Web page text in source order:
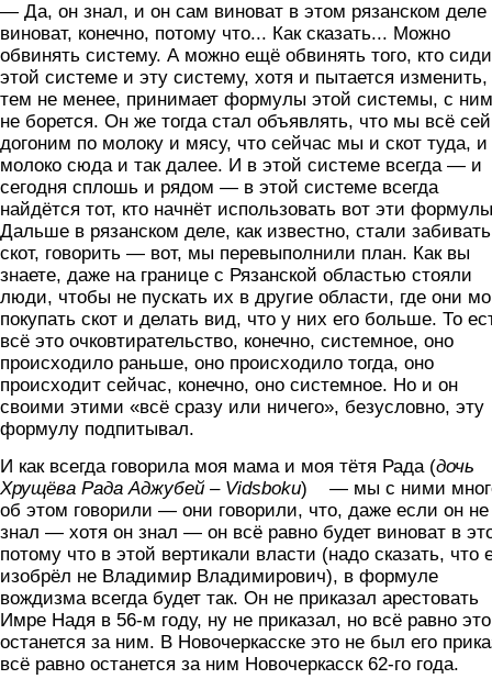
— Да, он знал, и он сам виноват в этом рязанском деле
виноват, конечно, потому что... Как сказать... Можно
обвинять систему. А можно ещё обвинять того, кто
этой системе и эту систему, хотя и пытается изменить,
тем не менее, принимает формулы этой системы, с
не борется. Он же тогда стал объявлять, что мы всё
догоним по молоку и мясу, что сейчас мы и скот туда, и
молоко сюда и так далее. И в этой системе всегда — и
сегодня сплошь и рядом — в этой системе всегда
найдётся тот, кто начнёт использовать вот эти
Дальше в рязанском деле, как известно, стали забивать
скот, говорить — вот, мы перевыполнили план. Как вы
знаете, даже на границе с Рязанской областью стояли
люди, чтобы не пускать их в другие области, где они
покупать скот и делать вид, что у них его больше. То
всё это очковтирательство, конечно, системное, оно
происходило раньше, оно происходило тогда, оно
происходит сейчас, конечно, оно системное. Но и он
своими этими «всё сразу или ничего», безусловно, эту
формулу подпитывал.
И как всегда говорила моя мама и моя тётя Рада (дочь
Хрущёва Рада Аджубей – Vidsboku) — мы с ними
об этом говорили — они говорили, что, даже если он не
знал — хотя он знал — он всё равно будет виноват в
потому что в этой вертикали власти (надо сказать, что
изобрёл не Владимир Владимирович), в формуле
вождизма всегда будет так. Он не приказал арестовать
Имре Надя в 56-м году, ну не приказал, но всё равно это
останется за ним. В Новочеркасске это не был его
всё равно останется за ним Новочеркасск 62-го года.